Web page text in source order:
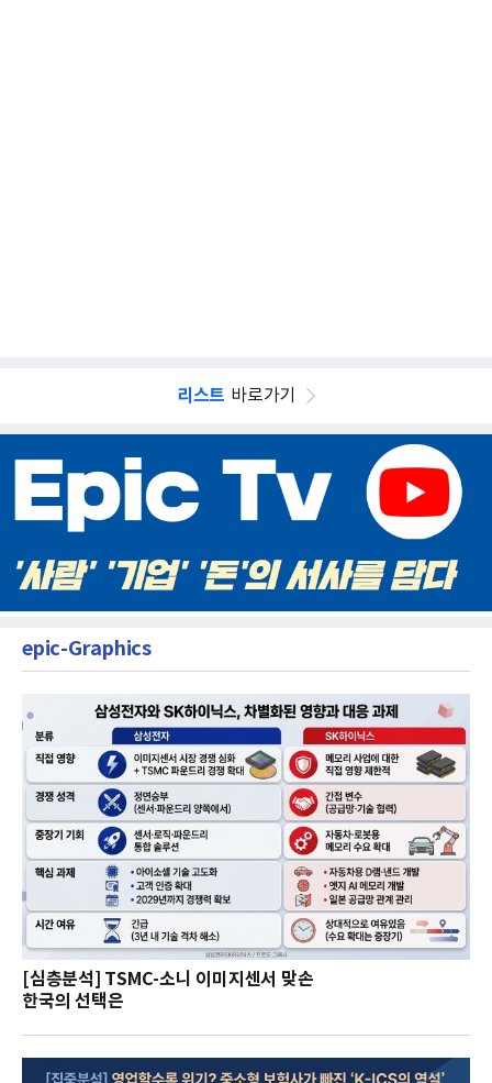
리스트 바로가기
epic-Graphics
[심층분석] TSMC-소니 이미지센서 맞손
한국의 선택은